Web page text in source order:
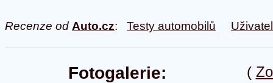
Recenze od Auto.cz: Testy automobilů
(
Fotogalerie: